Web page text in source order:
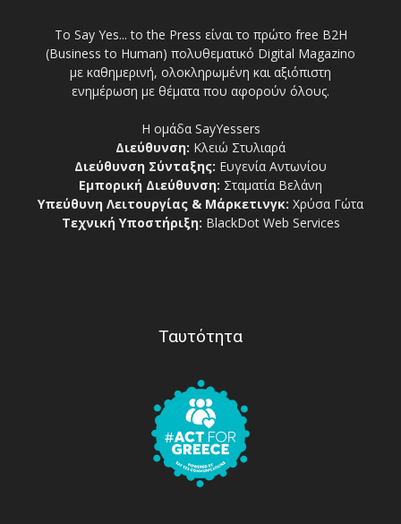
Το Say Yes... to the Press είναι το πρώτο free Β2Η
(Business to Human) πολυθεματικό Digital Magazino
με καθημερινή, ολοκληρωμένη και αξιόπιστη
ενημέρωση με θέματα που αφορούν όλους.
Η ομάδα SayYessers
Διεύθυνση: Κλειώ Στυλιαρά
Διεύθυνση Σύνταξης: Ευγενία Αντωνίου
Εμπορική Διεύθυνση: Σταματία Βελάνη
Υπεύθυνη Λειτουργίας & Μάρκετινγκ: Χρύσα Γώτα
Τεχνική Υποστήριξη: BlackDot Web Services
Ταυτότητα